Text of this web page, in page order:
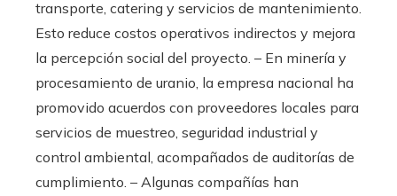
transporte, catering y servicios de mantenimiento.
Esto reduce costos operativos indirectos y mejora
la percepción social del proyecto. – En minería y
procesamiento de uranio, la empresa nacional ha
promovido acuerdos con proveedores locales para
servicios de muestreo, seguridad industrial y
control ambiental, acompañados de auditorías de
cumplimiento. – Algunas compañías han